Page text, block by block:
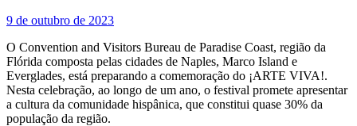
9 de outubro de 2023
O Convention and Visitors Bureau de Paradise Coast, região da
Flórida composta pelas cidades de Naples, Marco Island e
Everglades, está preparando a comemoração do ¡ARTE VIVA!.
Nesta celebração, ao longo de um ano, o festival promete apresentar
a cultura da comunidade hispânica, que constitui quase 30% da
população da região.